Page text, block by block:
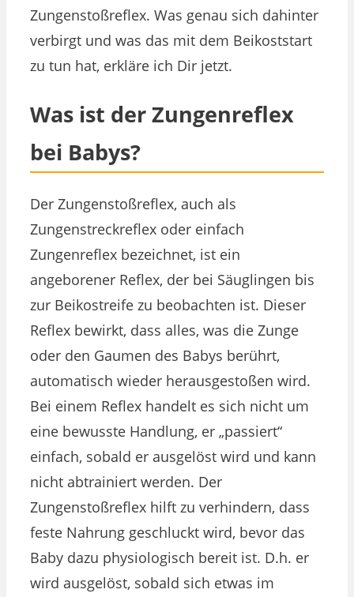
Zungenstoßreflex. Was genau sich dahinter
verbirgt und was das mit dem Beikoststart
zu tun hat, erkläre ich Dir jetzt.
Was ist der Zungenreflex
bei Babys?
Der Zungenstoßreflex, auch als
Zungenstreckreflex oder einfach
Zungenreflex bezeichnet, ist ein
angeborener Reflex, der bei Säuglingen bis
zur Beikostreife zu beobachten ist. Dieser
Reflex bewirkt, dass alles, was die Zunge
oder den Gaumen des Babys berührt,
automatisch wieder herausgestoßen wird.
Bei einem Reflex handelt es sich nicht um
eine bewusste Handlung, er „passiert“
einfach, sobald er ausgelöst wird und kann
nicht abtrainiert werden. Der
Zungenstoßreflex hilft zu verhindern, dass
feste Nahrung geschluckt wird, bevor das
Baby dazu physiologisch bereit ist. D.h. er
wird ausgelöst, sobald sich etwas im